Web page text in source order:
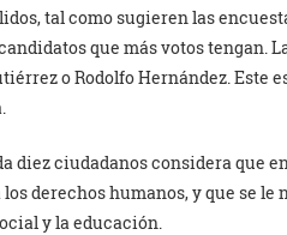
tal como sugieren las
que más votos tengan.
o Rodolfo Hernández. Este
diez ciudadanos considera que
derechos humanos, y que se le
y la educación.